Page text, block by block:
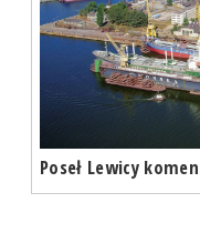
Poseł Lewicy